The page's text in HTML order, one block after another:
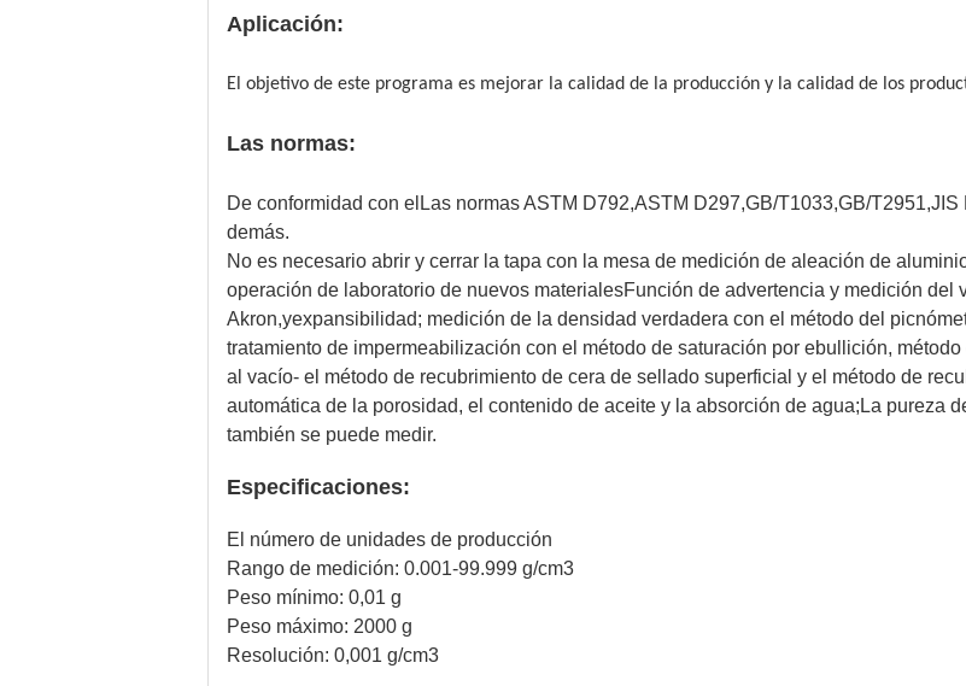
Aplicación:
El objetivo de este programa es mejorar la calidad de la producción y la calidad de los
Las normas:
De conformidad con el Las normas ASTM D792,ASTM D297,GB/T1033,GB/
demás.
No es necesario abrir y cerrar la tapa con la mesa de medición de aleación de
operación de laboratorio de nuevos materialesFunción de advertencia y medición del
Akron,yexpansibilidad; medición de la densidad verdadera con el método del
tratamiento de impermeabilización con el método de saturación por ebullición,
al vacío- el método de recubrimiento de cera de sellado superficial y el método de
automática de la porosidad, el contenido de aceite y la absorción de agua;La pureza
también se puede medir.
Especificaciones:
El número de unidades de producción
Rango de medición: 0.001-99.999 g/cm3
Peso mínimo: 0,01 g
Peso máximo: 2000 g
Resolución: 0,001 g/cm3